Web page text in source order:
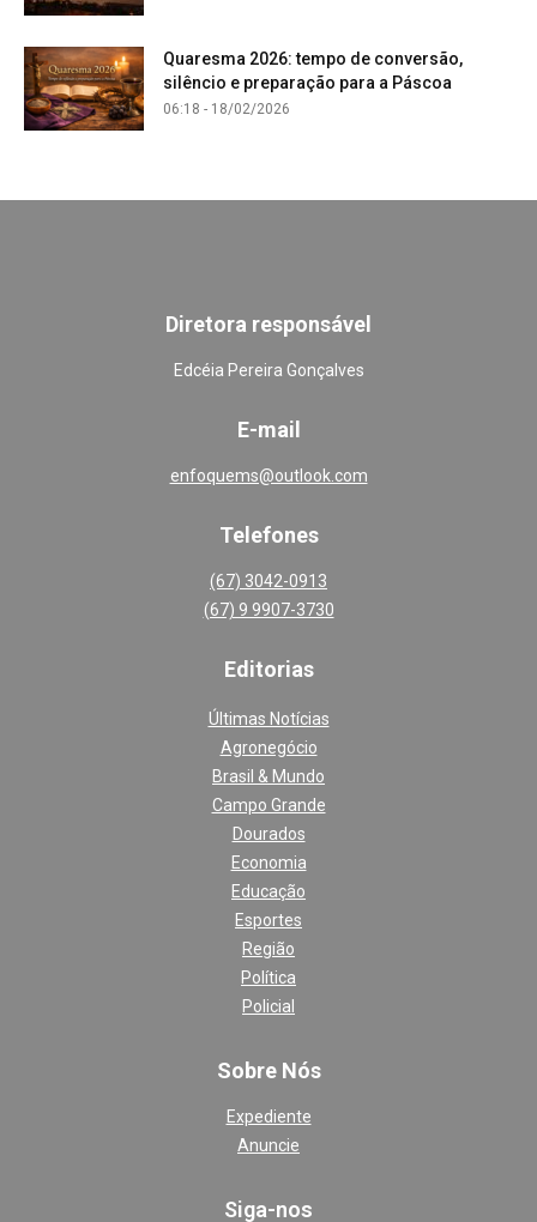
Quaresma 2026: tempo de conversão,
silêncio e preparação para a Páscoa
06:18 - 18/02/2026
Diretora responsável
Edcéia Pereira Gonçalves
E-mail
enfoquems@outlook.com
Telefones
(67) 3042-0913
(67) 9 9907-3730
Editorias
Últimas Notícias
Agronegócio
Brasil & Mundo
Campo Grande
Dourados
Economia
Educação
Esportes
Região
Política
Policial
Sobre Nós
Expediente
Anuncie
Siga-nos